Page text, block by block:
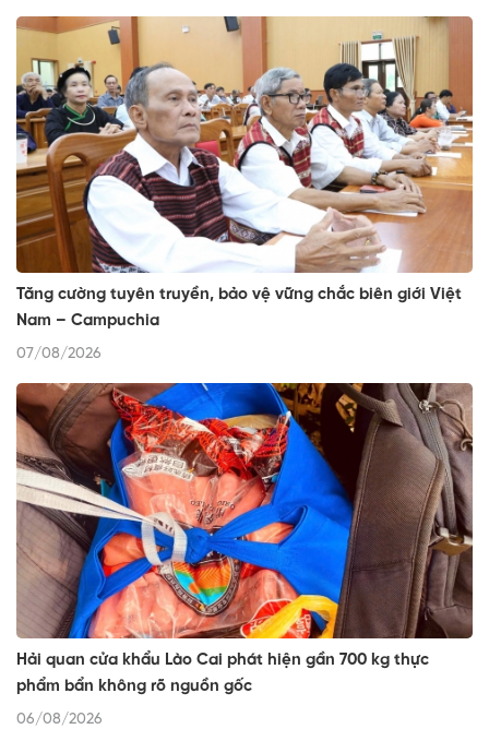
Tăng cường tuyên truyền, bảo vệ vững chắc biên giới Việt
Nam – Campuchia
07/08/2026
Hải quan cửa khẩu Lào Cai phát hiện gần 700 kg thực
phẩm bẩn không rõ nguồn gốc
06/08/2026